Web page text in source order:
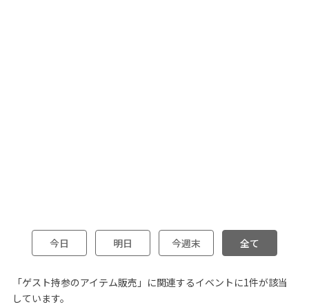
今日 明日 今週末 全て
「ゲスト持参のアイテム販売」に関連するイベントに1件が該当
しています。